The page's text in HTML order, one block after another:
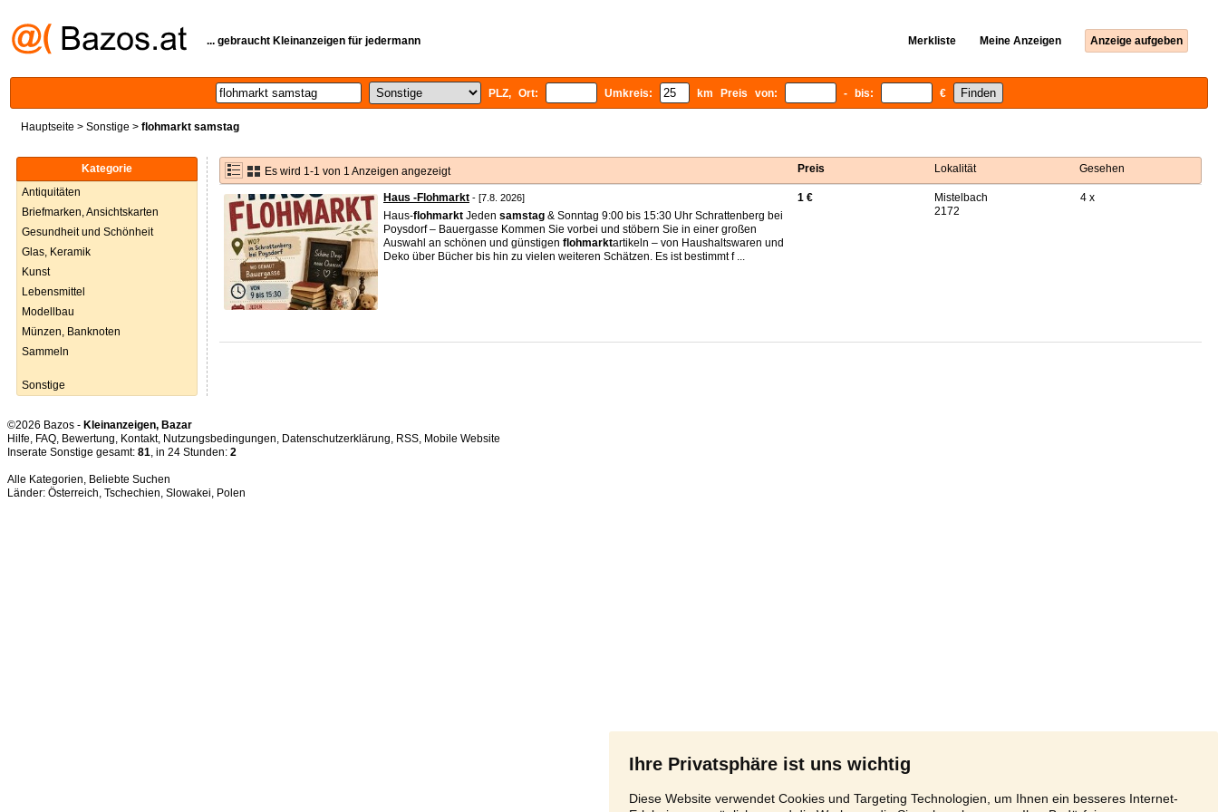
Ihre Privatsphäre ist uns wichtig
Diese Website verwendet Cookies und Targeting Technologien, um Ihnen ein besseres Internet-
... gebraucht Kleinanzeigen für jedermann Merkliste Meine Anzeigen Anzeige aufgeben
PLZ, Ort: Umkreis: km Preis von: - bis: €
Hauptseite > Sonstige > flohmarkt samstag
Kategorie
Antiquitäten
Briefmarken, Ansichtskarten
Gesundheit und Schönheit
Glas, Keramik
Kunst
Lebensmittel
Modellbau
Münzen, Banknoten
Sammeln
Sonstige
Es wird 1-1 von 1 Anzeigen angezeigt Preis Lokalität Gesehen
Haus -Flohmarkt - [7.8. 2026]
Haus-flohmarkt Jeden samstag & Sonntag 9:00 bis 15:30 Uhr Schrattenberg bei
Poysdorf – Bauergasse Kommen Sie vorbei und stöbern Sie in einer großen
Auswahl an schönen und günstigen flohmarktartikeln – von Haushaltswaren und
Deko über Bücher bis hin zu vielen weiteren Schätzen. Es ist bestimmt f ...
1 €
Mistelbach
2172
4 x
©2026 Bazos - Kleinanzeigen, Bazar
Hilfe, FAQ, Bewertung, Kontakt, Nutzungsbedingungen, Datenschutzerklärung, RSS,
Inserate Sonstige gesamt: 81, in 24 Stunden: 2
Alle Kategorien, Beliebte Suchen
Länder: Österreich, Tschechien, Slowakei, Polen